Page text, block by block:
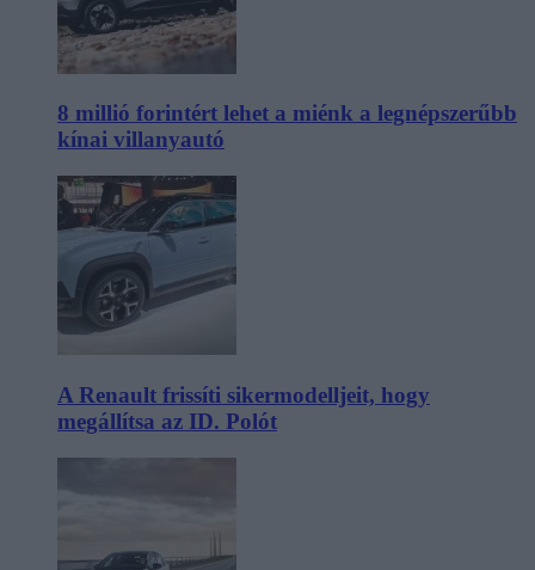
8 millió forintért lehet a miénk a legnépszerűbb
kínai villanyautó
A Renault frissíti sikermodelljeit, hogy
megállítsa az ID. Polót